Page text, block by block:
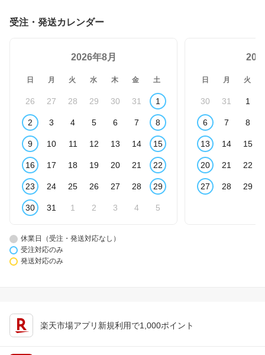
受注・発送カレンダー
2026年8月
日 月 火 水 木 金 土
26 27 28 29 30 31 1
2 3 4 5 6 7 8
9 10 11 12 13 14 15
16 17 18 19 20 21 22
23 24 25 26 27 28 29
30 31 1 2 3 4 5
日 月 火
30 31 1
6 7 8
13 14 15
20 21 22
27 28 29
休業日（受注・発送対応なし）
受注対応のみ
発送対応のみ
楽天市場アプリ新規利用で1,000ポイント